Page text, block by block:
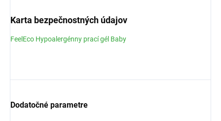
Karta bezpečnostných údajov
FeelEco Hypoalergénny prací gél Baby
Dodatočné parametre